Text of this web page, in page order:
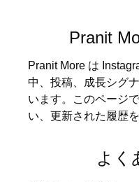
Pranit
Pranit More は
中、投稿、成長シグ
います。このページ
い、更新された履歴
よく